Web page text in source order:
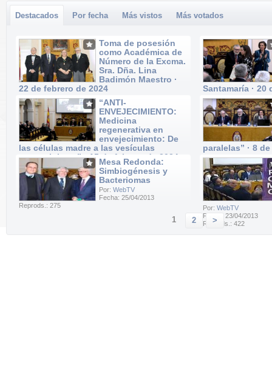
Destacados Por fecha Más vistos Más votados
Toma de posesión
como Académica de
Número de la Excma.
Sra. Dña. Lina
Badimón Maestro ·
22 de febrero de 2024
Por:WebTV
Fecha: 22/02/2024
Reprods.: 40
Santamaría · 20
Por:WebTV
Fecha: 20/02/2024
Reprods.: 52
“ANTI-
ENVEJECIMIENTO:
Medicina
regenerativa en
envejecimiento: De
las células madre a las vesículas
extracelulares” · 15 de febrero de 2024
Por:WebTV
Fecha: 15/02/2024
Reprods.: 37
paralelas” · 8
Por:WebTV
Fecha: 08/02/2024
Reprods.: 20
Mesa Redonda:
Simbiogénesis y
Bacteriomas
Por: WebTV
Fecha: 25/04/2013
Reprods.: 275
Por: WebTV
Fecha: 23/04/2013
Reprods.: 422
1 2 >